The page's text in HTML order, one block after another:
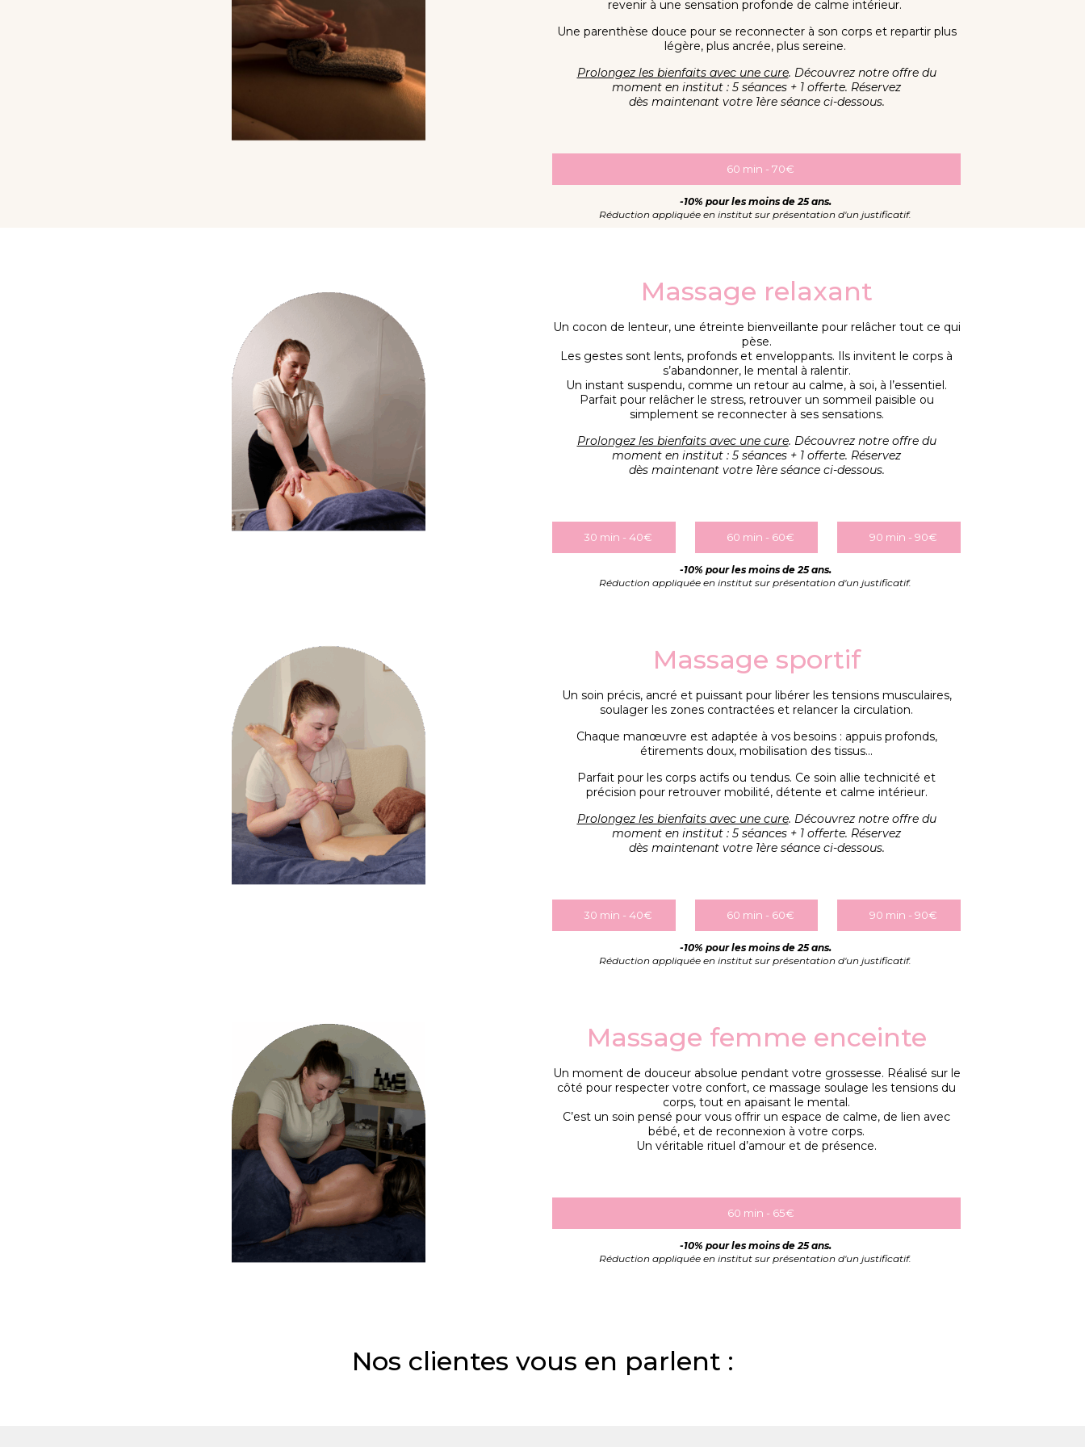
revenir à une sensation profonde de calme intérieur.
Une parenthèse douce pour se reconnecter à son corps et repartir plus
légère, plus ancrée, plus sereine.
Prolongez les bienfaits avec une cure. Découvrez notre offre du
moment en institut : 5 séances + 1 offerte. Réservez
dès maintenant votre 1ère séance ci-dessous.
60 min - 70€
-10% pour les moins de 25 ans.
Réduction appliquée en institut sur présentation d'un justificatif.
Massage relaxant
Un cocon de lenteur, une étreinte bienveillante pour relâcher tout ce qui
pèse.
Les gestes sont lents, profonds et enveloppants. Ils invitent le corps à
s’abandonner, le mental à ralentir.
Un instant suspendu, comme un retour au calme, à soi, à l’essentiel.
Parfait pour relâcher le stress, retrouver un sommeil paisible ou
simplement se reconnecter à ses sensations.
Prolongez les bienfaits avec une cure. Découvrez notre offre du
moment en institut : 5 séances + 1 offerte. Réservez
dès maintenant votre 1ère séance ci-dessous.
30 min - 40€ 60 min - 60€ 90 min - 90€
-10% pour les moins de 25 ans.
Réduction appliquée en institut sur présentation d'un justificatif.
Massage sportif
Un soin précis, ancré et puissant pour libérer les tensions musculaires,
soulager les zones contractées et relancer la circulation.
Chaque manœuvre est adaptée à vos besoins : appuis profonds,
étirements doux, mobilisation des tissus…
Parfait pour les corps actifs ou tendus. Ce soin allie technicité et
précision pour retrouver mobilité, détente et calme intérieur.
Prolongez les bienfaits avec une cure. Découvrez notre offre du
moment en institut : 5 séances + 1 offerte. Réservez
dès maintenant votre 1ère séance ci-dessous.
30 min - 40€ 60 min - 60€ 90 min - 90€
-10% pour les moins de 25 ans.
Réduction appliquée en institut sur présentation d'un justificatif.
Massage femme enceinte
Un moment de douceur absolue pendant votre grossesse. Réalisé sur le
côté pour respecter votre confort, ce massage soulage les tensions du
corps, tout en apaisant le mental.
C’est un soin pensé pour vous offrir un espace de calme, de lien avec
bébé, et de reconnexion à votre corps.
Un véritable rituel d’amour et de présence.
60 min - 65€
-10% pour les moins de 25 ans.
Réduction appliquée en institut sur présentation d'un justificatif.
Nos clientes vous en parlent :